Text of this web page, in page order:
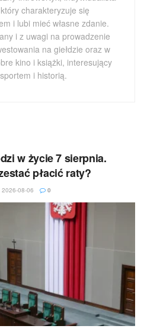
charakteryzuje się
i lubi mieć własne zdanie.
i z uwagi na prowadzenie
na giełdzie oraz w
kino i książki, interesujący
i historią.
w życie 7 sierpnia.
płacić raty?
2026-08-06 0